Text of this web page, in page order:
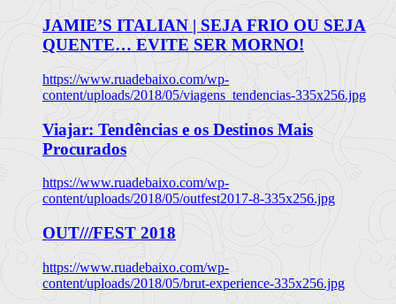
JAMIE’S ITALIAN | SEJA FRIO OU SEJA
QUENTE… EVITE SER MORNO!
https://www.ruadebaixo.com/wp-
content/uploads/2018/05/viagens_tendencias-335x256.jpg
Viajar: Tendências e os Destinos Mais
Procurados
https://www.ruadebaixo.com/wp-
content/uploads/2018/05/outfest2017-8-335x256.jpg
OUT///FEST 2018
https://www.ruadebaixo.com/wp-
content/uploads/2018/05/brut-experience-335x256.jpg